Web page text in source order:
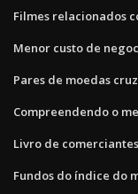
Filmes relacionados
Menor custo de
Pares de moedas
Compreendendo o
Livro de
Fundos do índice do